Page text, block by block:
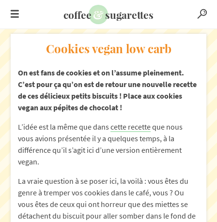
coffee&sugarettes
Cookies vegan low carb
On est fans de cookies et on l’assume pleinement.
C’est pour ça qu’on est de retour une nouvelle recette
de ces délicieux petits biscuits ! Place aux cookies
vegan aux pépites de chocolat !
L’idée est la même que danscette recetteque nous
vous avions présentée il y a quelques temps, à la
différence qu’il s’agit ici d’une version entièrement
vegan.
La vraie question à se poser ici, la voilà : vous êtes du
genre à tremper vos cookies dans le café, vous ? Ou
vous êtes de ceux qui ont horreur que des miettes se
détachent du biscuit pour aller somber dans le fond de